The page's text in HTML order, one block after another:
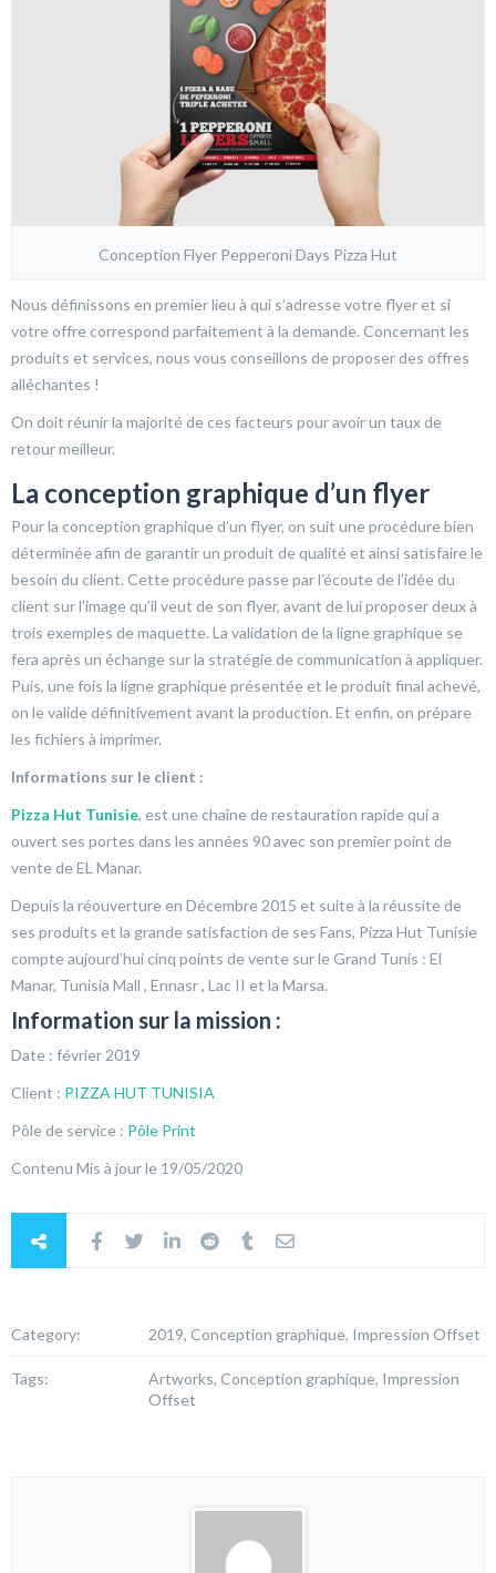
Conception Flyer Pepperoni Days Pizza Hut
Nous définissons en premier lieu à qui s’adresse votre flyer et si
votre offre correspond parfaitement à la demande. Concernant les
produits et services, nous vous conseillons de proposer des offres
alléchantes !
On doit réunir la majorité de ces facteurs pour avoir un taux de
retour meilleur.
La conception graphique d’un flyer
Pour la conception graphique d’un flyer, on suit une procédure bien
déterminée afin de garantir un produit de qualité et ainsi satisfaire le
besoin du client. Cette procédure passe par l’écoute de l’idée du
client sur l’image qu’il veut de son flyer, avant de lui proposer deux à
trois exemples de maquette. La validation de la ligne graphique se
fera après un échange sur la stratégie de communication à appliquer.
Puis, une fois la ligne graphique présentée et le produit final achevé,
on le valide définitivement avant la production. Et enfin, on prépare
les fichiers à imprimer.
Informations sur le client :
Pizza Hut Tunisie, est une chaîne de restauration rapide qui a
ouvert ses portes dans les années 90 avec son premier point de
vente de EL Manar.
Depuis la réouverture en Décembre 2015 et suite à la réussite de
ses produits et la grande satisfaction de ses Fans, Pizza Hut Tunisie
compte aujourd’hui cinq points de vente sur le Grand Tunis : El
Manar, Tunisia Mall , Ennasr , Lac II et la Marsa.
Information sur la mission :
Date : février 2019
Client : PIZZA HUT TUNISIA
Pôle de service : Pôle Print
Contenu Mis à jour le 19/05/2020
Category: 2019, Conception graphique, Impression Offset
Tags:
Artworks, Conception graphique, Impression
Offset